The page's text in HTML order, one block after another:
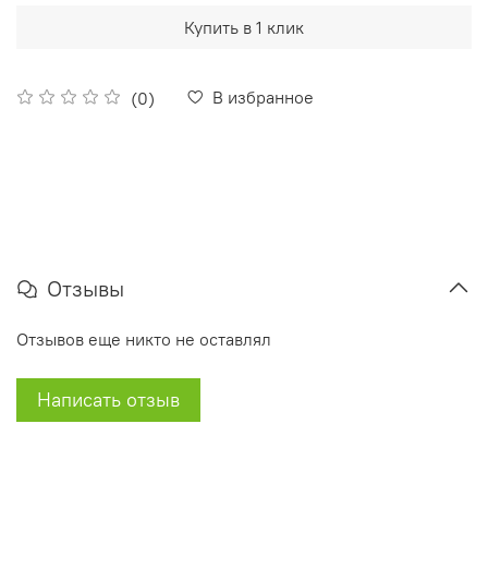
(0) В избранное
Купить в 1 клик
Отзывы
Отзывов еще никто не оставлял
Написать отзыв